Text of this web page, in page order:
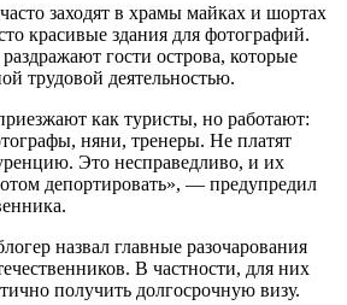
заходят в храмы майках и шортах
красивые здания для фотографий.
гости острова, которые
трудовой деятельностью.
как туристы, но работают:
няни, тренеры. Не платят
Это несправедливо, и их
депортировать», — предупредил
назвал главные разочарования
В частности, для них
получить долгосрочную визу.